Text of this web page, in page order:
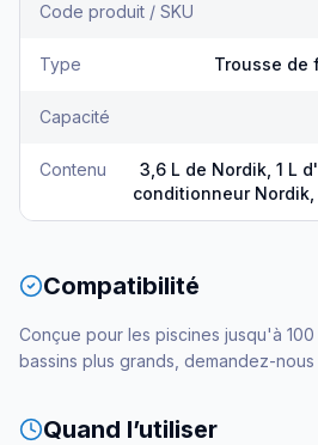
Code produit / SKU
Type Trousse de
Capacité
Contenu
3,6 L de Nordik, 1 L
conditionneur
Compatibilité
Conçue pour les piscines jusqu'à
bassins plus grands, demandez-
Quand l’utiliser